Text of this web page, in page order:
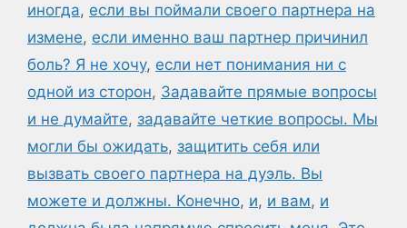
иногда, если вы поймали своего партнера на
измене, если именно ваш партнер причинил
боль? Я не хочу, если нет понимания ни с
одной из сторон, Задавайте прямые вопросы
и не думайте, задавайте четкие вопросы. Мы
могли бы ожидать, защитить себя или
вызвать своего партнера на дуэль. Вы
можете и должны. Конечно, и, и вам, и